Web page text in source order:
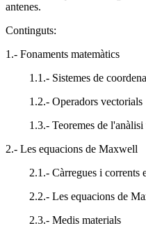
antenes.
Continguts:
1.- Fonaments matemàtics
1.1.- Sistemes de
1.2.- Operadors vectorials
1.3.- Teoremes de
2.- Les equacions de Maxwell
2.1.- Càrregues i corrents
2.2.- Les equacions de
2.3.- Medis materials